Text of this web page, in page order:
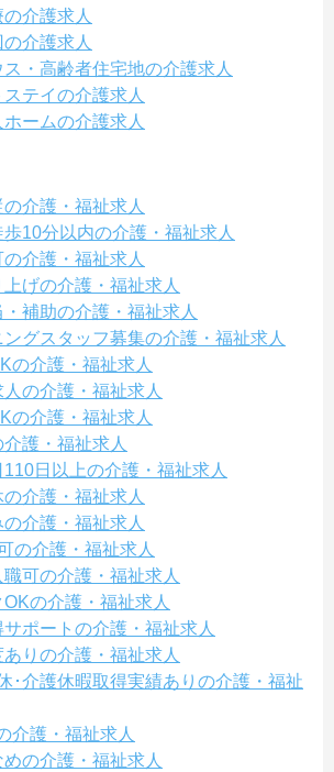
介護求人
介護求人
・高齢者住宅地の介護求人
テイの介護求人
ームの介護求人
介護・福祉求人
10分以内の介護・福祉求人
介護・福祉求人
げの介護・福祉求人
補助の介護・福祉求人
グスタッフ募集の介護・福祉求人
の介護・福祉求人
の介護・福祉求人
の介護・福祉求人
護・福祉求人
日以上の介護・福祉求人
介護・福祉求人
介護・福祉求人
の介護・福祉求人
可の介護・福祉求人
の介護・福祉求人
ポートの介護・福祉求人
りの介護・福祉求人
･介護休暇取得実績ありの介護・福祉
介護・福祉求人
の介護・福祉求人